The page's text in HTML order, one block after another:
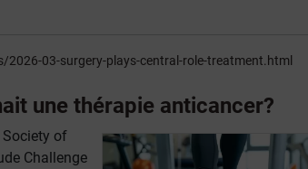
03-surgery-plays-central-role-treatment.html
une thérapie anticancer?
Society of
Challenge